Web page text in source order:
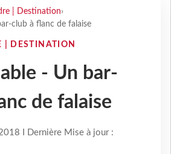
| Destination›
club à flanc de falaise
| DESTINATION
- Un bar-
de falaise
I Dernière Mise à jour :